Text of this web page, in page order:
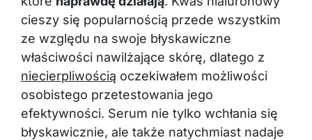
cieszy się popularnością przede wszystkim
ze względu na swoje błyskawiczne
właściwości nawilżające skórę, dlatego z
niecierpliwością oczekiwałem możliwości
osobistego przetestowania jego
efektywności. Serum nie tylko wchłania się
błyskawicznie, ale także natychmiast nadaje